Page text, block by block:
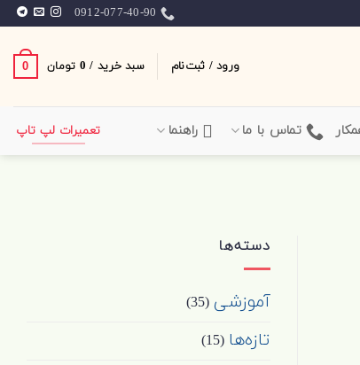
0912-077-40-90
ورود / ثبت‌نام سبد خرید / 0 تومان 0
تماس با ما راهنما تعمیرات لپ تاپ
دسته‌ها
آموزشی (35)
تازه‌ها (15)